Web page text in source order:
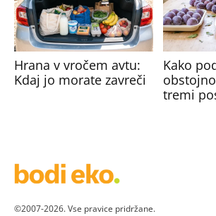
Hrana v vročem avtu:
Kdaj jo morate zavreči
Kako
tremi
©2007-2026. Vse pravice pridržane.